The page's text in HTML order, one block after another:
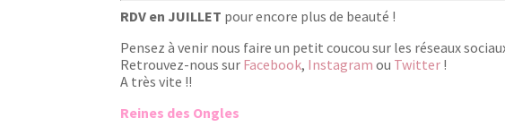
RDV en JUILLET pour encore plus de beauté !
Pensez à venir nous faire un petit coucou sur les réseaux
Retrouvez-nous sur Facebook, Instagram ou Twitter !
A très vite !!
Reines des Ongles